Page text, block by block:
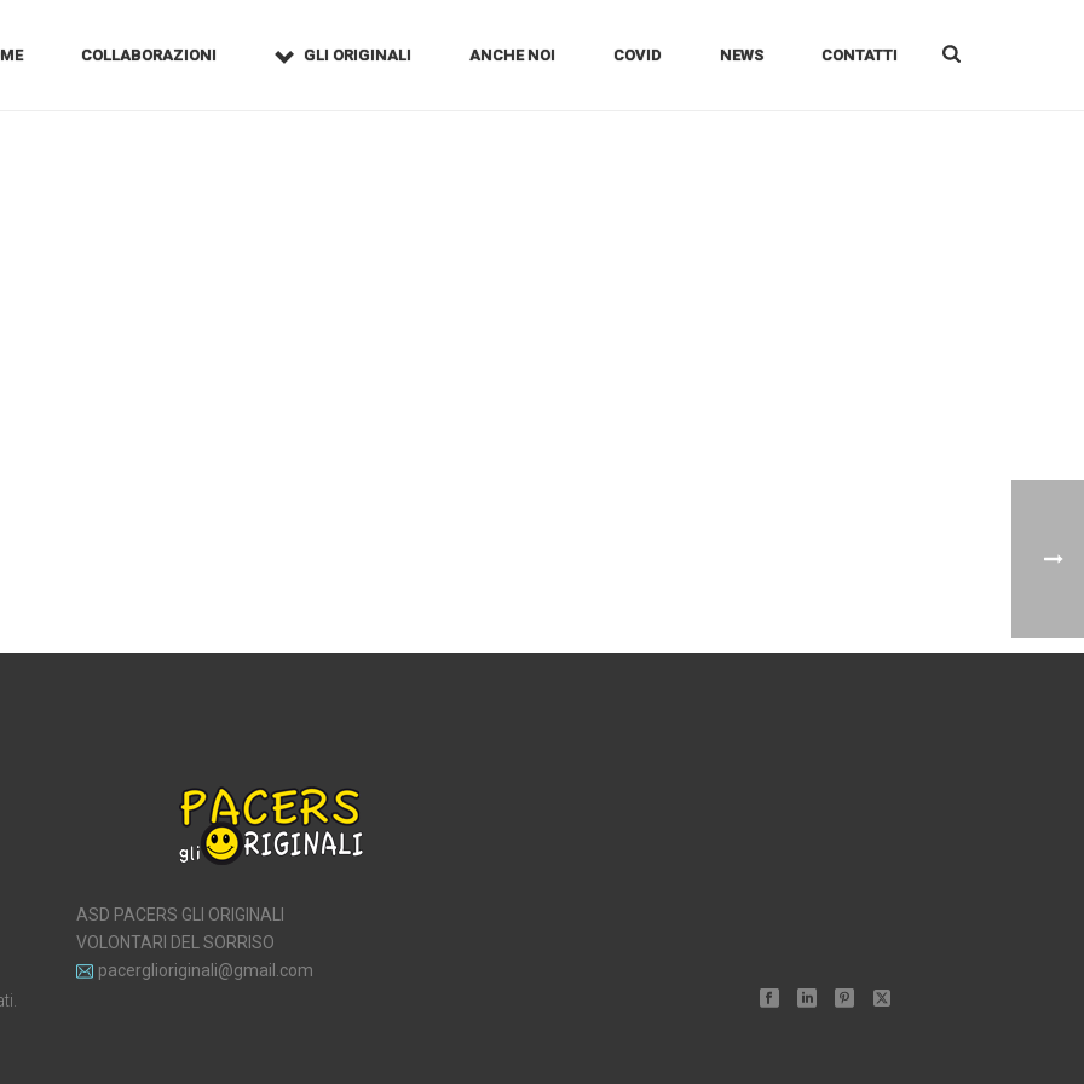
COLLABORAZIONI GLI ORIGINALI ANCHE NOI COVID NEWS CONTATTI
ASD PACERS GLI ORIGINALI
VOLONTARI DEL SORRISO
pacerglioriginali@gmail.com